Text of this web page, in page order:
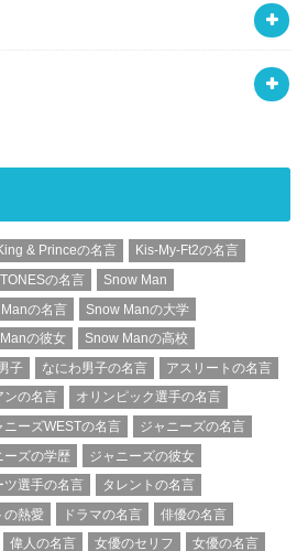
& Princeの名言
Kis-My-Ft2の名言
の名言
Snow Man
の名言
Snow Manの大学
の彼女
Snow Manの高校
子 なにわ男子の名言
アスリートの名言
ンの名言
オリンピック選手の名言
ニーズWESTの名言
ジャニーズの名言
ーズの学歴
ジャニーズの彼女
ツ選手の名言
タレントの名言
の熱愛 ドラマの名言
俳優の名言
偉人の名言 女優のセリフ 女優の名言